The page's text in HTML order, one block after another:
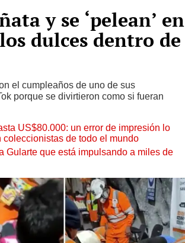
y se ‘pelean’ en
dulces dentro de
el cumpleaños de uno de sus
porque se divirtieron como si fueran
US$80.000: un error de impresión lo
de todo el mundo
Gularte que está impulsando a miles de